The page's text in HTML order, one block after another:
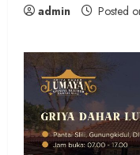
admin Posted